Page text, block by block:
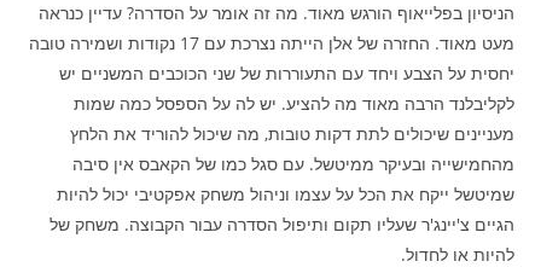
הניסיון בפלייאוף הורגש מאוד. מה זה אומר על הסדרה? עדיין כנראה
מעט מאוד. החזרה של אלן הייתה נצרכת עם 17 נקודות ושמירה טובה
יחסית על הצבע ויחד עם התעוררות של שני הכוכבים המשניים יש
לקליבלנד הרבה מאוד מה להציע. יש לה על הספסל כמה שמות
מעניינים שיכולים לתת דקות טובות, מה שיכול להוריד את הלחץ
מהחמישייה ובעיקר ממיטשל. עם סגל כמו של הקאבס אין סיבה
שמיטשל ייקח את הכל על עצמו וניהול משחק אפקטיבי יכול להיות
הגיים צ'יינג'ר שעליו תקום ותיפול הסדרה עבור הקבוצה. משחק של
להיות או לחדול.